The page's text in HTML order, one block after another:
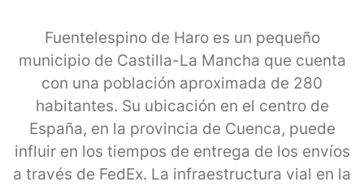
Fuentelespino de Haro es un pequeño
municipio de Castilla-La Mancha que cuenta
con una población aproximada de 280
habitantes. Su ubicación en el centro de
España, en la provincia de Cuenca, puede
influir en los tiempos de entrega de los envíos
a través de FedEx. La infraestructura vial en la